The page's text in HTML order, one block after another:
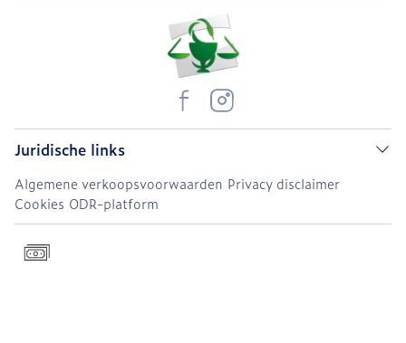
Juridische links
Algemene verkoopsvoorwaarden Privacy disclaimer
Cookies ODR-platform